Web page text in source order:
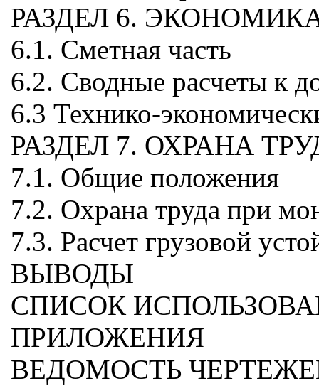
РАЗДЕЛ 6.
6.1. Сметная часть
6.2. Сводные расчеты к
6.3 Технико-
РАЗДЕЛ 7. ОХРАНА
7.1. Общие положения
7.2. Охрана труда при
7.3. Расчет грузовой
ВЫВОДЫ
СПИСОК
ПРИЛОЖЕНИЯ
ВЕДОМОСТЬ